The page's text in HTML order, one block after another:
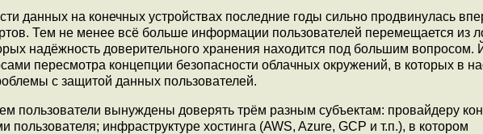
данных на конечных устройствах последние годы сильно продвинулась
Тем не менее всё больше информации пользователей перемещается из
надёжность доверительного хранения находится под большим вопросом.
пересмотра концепции безопасности облачных окружений, в которых в
с защитой данных пользователей.
пользователи вынуждены доверять трём разным субъектам: провайдеру
инфраструктуре хостинга (AWS, Azure, GCP и т.п.), в котором